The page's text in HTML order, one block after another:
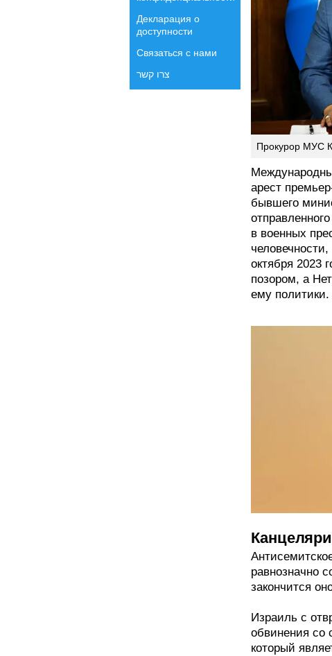
Декларация о
доступности
Связаться с нами
צרו קשר
Прокурор МУС
арест
бывшего
в военных
октября 2023
позором, а
ему политики.
равнозначно
закончится
Израиль с
обвинения со
который